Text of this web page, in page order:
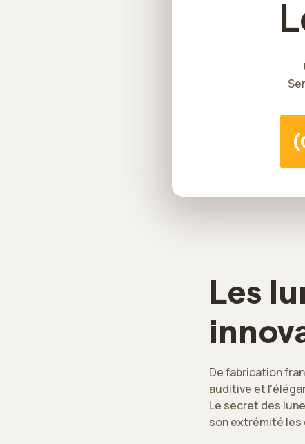
Les
De fabrication
auditive et
Le secret des
son extrémité les